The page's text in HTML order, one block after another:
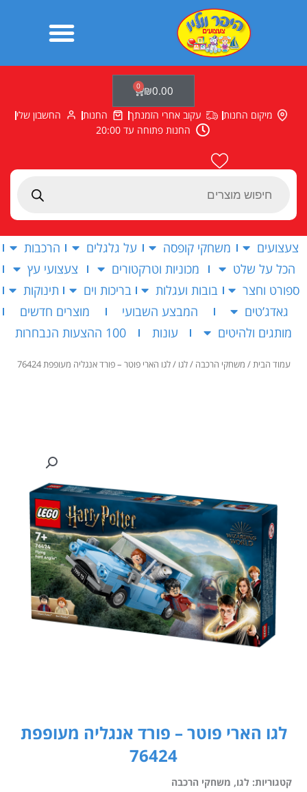
Products
₪0.00
0
עגלת
קניות
מיקום החנות עקוב אחרי הזמנתך החנות
החשבון שלי
החנות פתוחה עד 20:00
צעצועים משחקי קופסה על גלגלים
הרכבות
הכל על שלט
מכוניות וטרקטורים
צעצועי עץ
ספורט וחצר
בובות ועגלות בריכות וים
תינוקות
גאדג’טים
המבצע השבועי
מוצרים חדשים
מותגים ולהיטים
עונות 100 ההצעות הנבחרות
עמוד הבית/ משחקי הרכבה /לגו / לגו הארי פוטר – פורד אנגליה מעופפת 76424
לגו הארי פוטר – פורד אנגליה מעופפת
76424
קטגוריות: לגו, משחקי הרכבה